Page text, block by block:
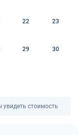
22 23
29 30
увидеть стоимость